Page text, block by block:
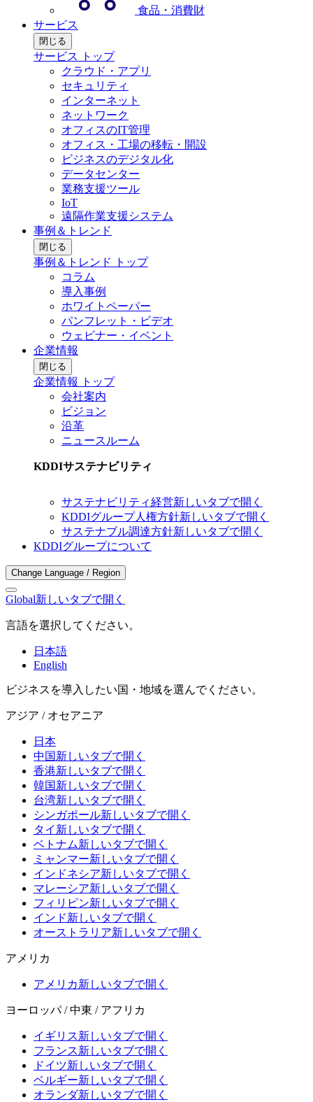
食品・消費財
サービス
閉じる
サービス トップ
クラウド・アプリ
セキュリティ
インターネット
ネットワーク
オフィスのIT管理
オフィス・工場の移転・開設
ビジネスのデジタル化
データセンター
業務支援ツール
IoT
遠隔作業支援システム
事例＆トレンド
閉じる
事例＆トレンド トップ
コラム
導入事例
ホワイトペーパー
パンフレット・ビデオ
ウェビナー・イベント
企業情報
閉じる
企業情報 トップ
会社案内
ビジョン
沿革
ニュースルーム
KDDIサステナビリティ
サステナビリティ経営新しいタブで開く
KDDIグループ人権方針新しいタブで開く
サステナブル調達方針新しいタブで開く
KDDIグループについて
Change Language / Region
Global新しいタブで開く
言語を選択してください。
日本語
English
ビジネスを導入したい国・地域を選んでください。
アジア / オセアニア
日本
中国新しいタブで開く
香港新しいタブで開く
韓国新しいタブで開く
台湾新しいタブで開く
シンガポール新しいタブで開く
タイ 新しいタブで開く
ベトナム新しいタブで開く
ミャンマー新しいタブで開く
インドネシア新しいタブで開く
マレーシア新しいタブで開く
フィリピン新しいタブで開く
インド新しいタブで開く
オーストラリア新しいタブで開く
アメリカ
アメリカ新しいタブで開く
ヨーロッパ / 中東 / アフリカ
イギリス新しいタブで開く
フランス新しいタブで開く
ドイツ新しいタブで開く
ベルギー新しいタブで開く
オランダ新しいタブで開く